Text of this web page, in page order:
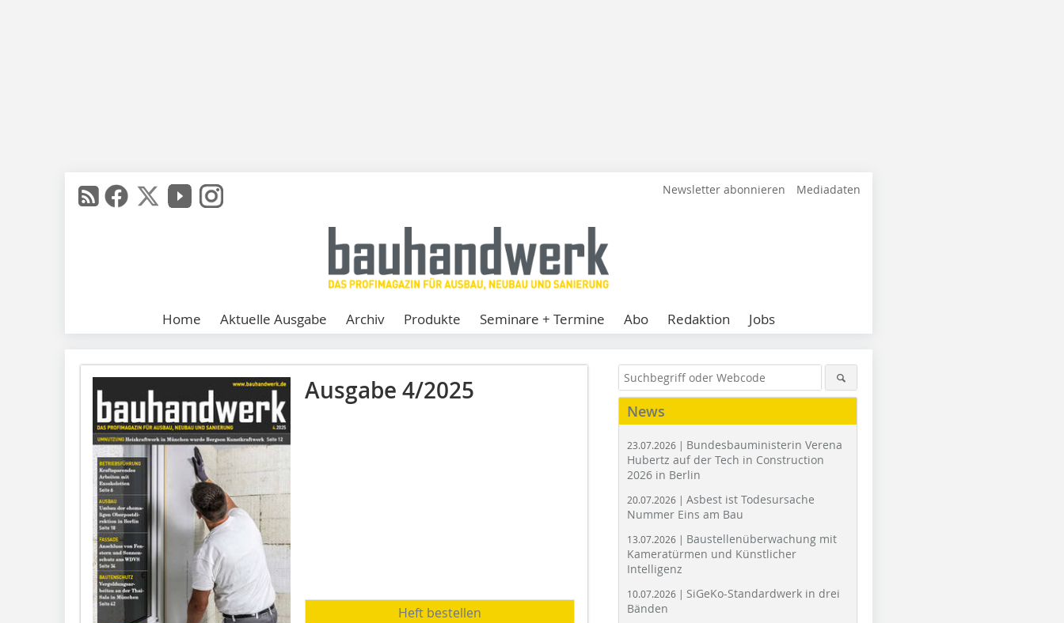
Newsletter abonnieren Mediadaten
Home Aktuelle Ausgabe Archiv Produkte Seminare + Termine Abo Redaktion Jobs
Ausgabe 4/2025
Heft bestellen
News
23.07.2026 | Bundesbauministerin Verena
Hubertz auf der Tech in Construction
2026 in Berlin
20.07.2026 | Asbest ist Todesursache
Nummer Eins am Bau
13.07.2026 | Baustellenüberwachung mit
Kameratürmen und Künstlicher
Intelligenz
10.07.2026 | SiGeKo-Standardwerk in drei
Bänden